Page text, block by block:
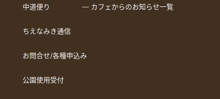
中道便り ― カフェからのお知らせ一覧
ちえなみき通信
お問合せ/各種申込み
公園使用受付